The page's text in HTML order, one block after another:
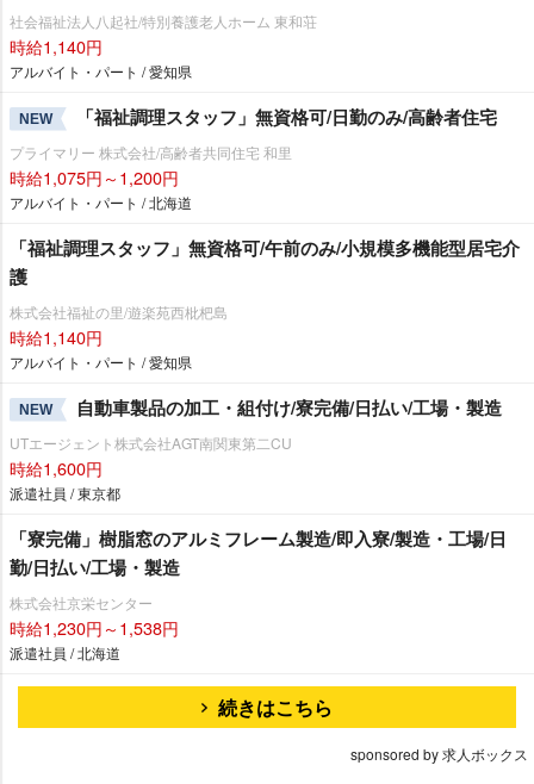
社会福祉法人八起社/特別養護老人ホーム 東和荘
時給1,140円
アルバイト・パート / 愛知県
NEW 「福祉調理スタッフ」無資格可/日勤のみ/高齢者住宅
プライマリー 株式会社/高齢者共同住宅 和里
時給1,075円～1,200円
アルバイト・パート / 北海道
「福祉調理スタッフ」無資格可/午前のみ/小規模多機能型居宅介
護
株式会社福祉の里/遊楽苑西枇杷島
時給1,140円
アルバイト・パート / 愛知県
NEW 自動車製品の加工・組付け/寮完備/日払い/工場・製造
UTエージェント株式会社AGT南関東第二CU
時給1,600円
派遣社員 / 東京都
「寮完備」樹脂窓のアルミフレーム製造/即入寮/製造・工場/日
勤/日払い/工場・製造
株式会社京栄センター
時給1,230円～1,538円
派遣社員 / 北海道
続きはこちら
sponsored by 求人ボックス